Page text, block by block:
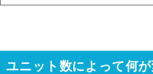
ユニット数によって何